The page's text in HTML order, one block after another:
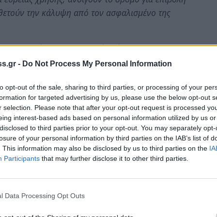
- Do Not Process My Personal Information
opt-out of the sale, sharing to third parties, or processing of your
for targeted advertising by us, please use the below opt-out
selection. Please note that after your opt-out request is processed
interest-based ads based on personal information utilized by us
to third parties prior to your opt-out. You may separately
of your personal information by third parties on the IAB’s list of
This information may also be disclosed by us to third parties on the
Participants that may further disclose it to other third parties.
Data Processing Opt Outs
την κάλυψη από τον ασφαλισμένο της
πράξη ιδιωτικοποιεί πλήρως την
ή την ανυπαρξία των νοσοκομειακών
υπήρχαν και στο προηγούμενο σύστημα με
προϋποθέσεις πλήρους εμπορευματοποίησης
μάλιστα συρρίκνωσης του εισοδήματός μας.
Δημόσια Υγεία αποτελεί τον πρώτο μεγάλο
κερδοφόρο τομέα στα χέρια τους
το Νοσοκομείο Μολάων διαγράφονται από
νοσοκομείων δημιουργούν δραματικές
της Ε.Ε και του ΔΝΤ με την έναρξη